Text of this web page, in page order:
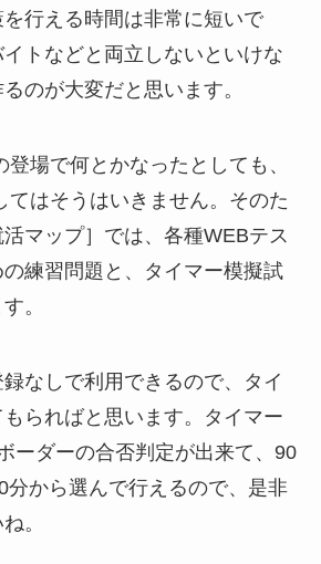
行える時間は非常に短いで
トなどと両立しないといけな
のが大変だと思います。
場で何とかなったとしても、
てはそうはいきません。そのた
マップ］では、各種WEBテス
の練習問題と、タイマー模擬試
。
なしで利用できるので、タイ
らればと思います。タイマー
ーダーの合否判定が出来て、90
分から選んで行えるので、是非
。